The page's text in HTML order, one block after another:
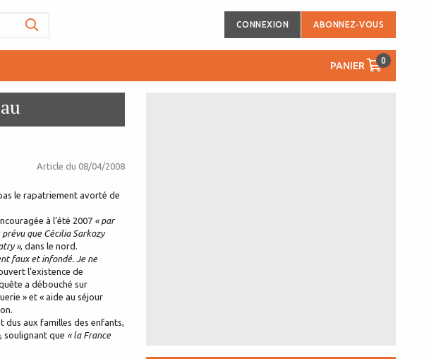
CONNEXION ABONNEZ-VOUS
PANIER 0
Article du 08/04/2008
le rapatriement avorté de
à l’été 2007 « par
prévu que Cécilia Sarkozy
», dans le nord.
faux et infondé. Je ne
l’existence de
a débouché sur
» et « aide au séjour
dus aux familles des enfants,
, soulignant que « la France